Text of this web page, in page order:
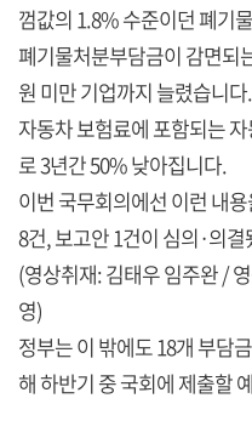
껌값의 1.8% 수준이던 폐기
폐기물처분부담금이 감면되
원 미만 기업까지 늘렸습니다.
자동차 보험료에 포함되는
로 3년간 50% 낮아집니다.
이번 국무회의에선 이런 내
8건, 보고안 1건이 심의·의결
(영상취재: 김태우 임주완 /
영)
정부는 이 밖에도 18개 부담
해 하반기 중 국회에 제출할